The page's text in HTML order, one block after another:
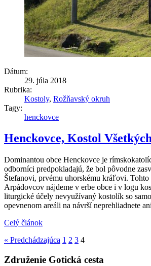
Dátum:
29. júla 2018
Rubrika:
Kostoly, Rožňavský okruh
Tagy:
henckovce
Henckovce, Kostol
Dominantou obce Henckovce je
odborníci predpokladajú, že bol pôvodne
Štefanovi, prvému uhorskému kráľovi. Tohto
Arpádovcov nájdeme v erbe obce i v logu
liturgické účely nevyužívaný kostolík so
opevnenom areáli na návrší neprehliadnete
Celý článok
« Predchádzajúca 1 2 3 4
Združenie Gotická cesta